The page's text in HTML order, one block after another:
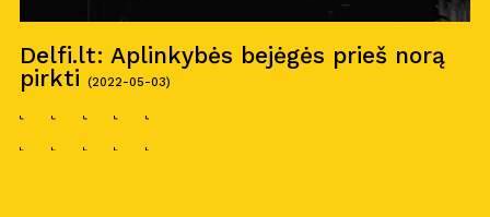
Delfi.lt: Aplinkybės bejėgės prieš norą
pirkti
(2022-05-03)